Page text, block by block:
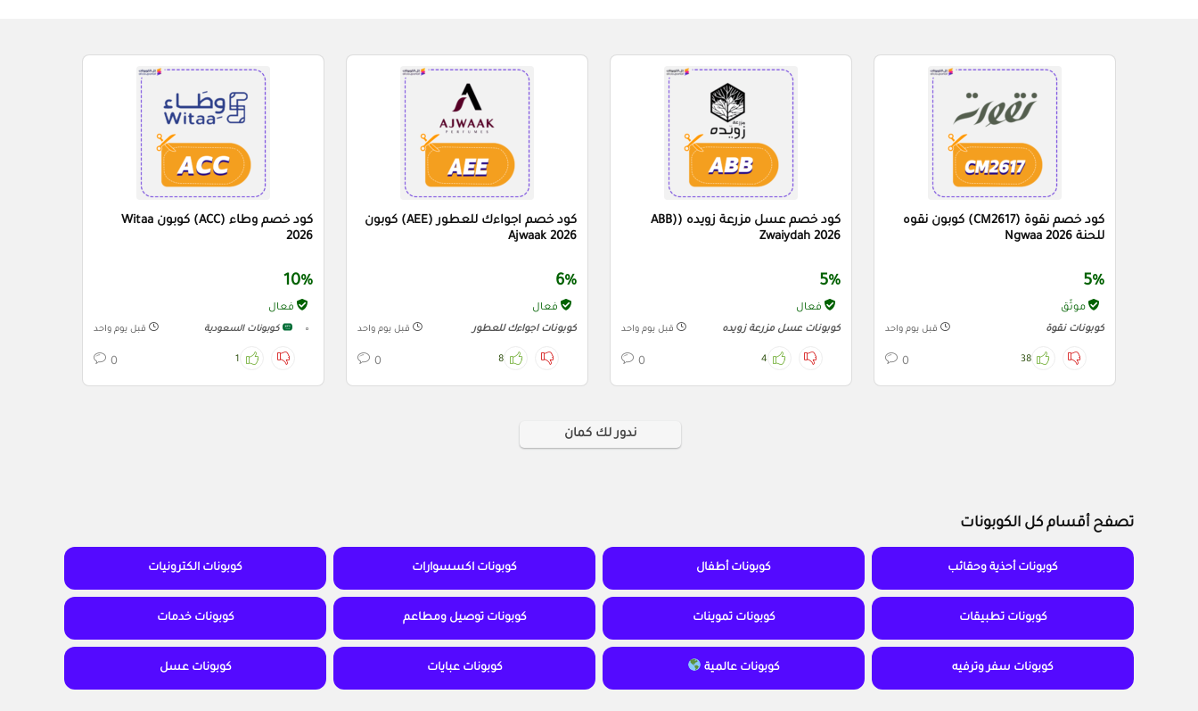
كود خصم نقوة (CM2617) كوبون نقوه
للحنة Ngwaa 2026
5%
موثّق
كوبونات نقوة قبل يوم واحد
38
0
كود خصم عسل مزرعة زويده (ABB)
Zwaiydah 2026
5%
فعال
كوبونات عسل مزرعة زويده قبل يوم واحد
4
0
كود خصم اجواءك للعطور (AEE) كوبون
Ajwaak 2026
6%
فعال
كوبونات اجواءك للعطور قبل يوم واحد
8
0
كود خصم وطاء (ACC) كوبون Witaa
2026
10%
فعال
كوبونات السعودية قبل يوم واحد
1
0
ندور لك كمان
تصفح أقسام كل الكوبونات
كوبونات أحذية وحقائب كوبونات أطفال كوبونات اكسسوارات كوبونات الكترونيات
كوبونات تطبيقات كوبونات تموينات كوبونات توصيل ومطاعم كوبونات خدمات
كوبونات سفر وترفيه كوبونات عالمية كوبونات عبايات كوبونات عسل